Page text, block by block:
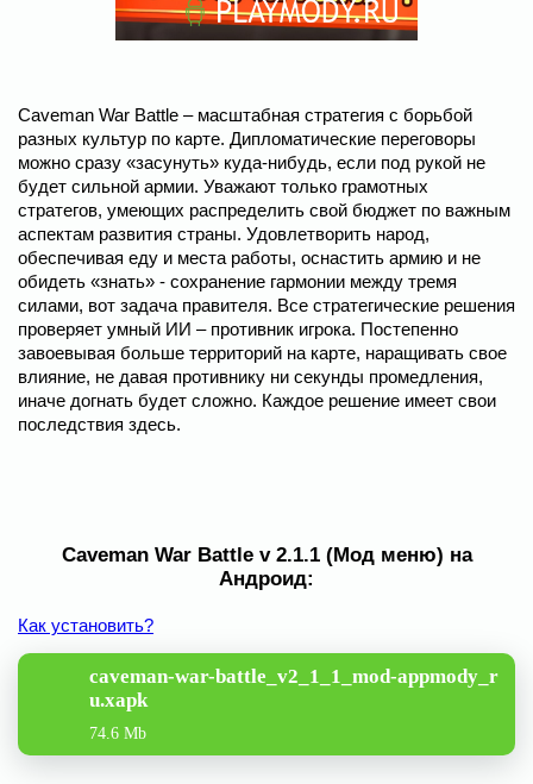
Caveman War Battle – масштабная стратегия с борьбой
разных культур по карте. Дипломатические переговоры
можно сразу «засунуть» куда-нибудь, если под рукой не
будет сильной армии. Уважают только грамотных
стратегов, умеющих распределить свой бюджет по важным
аспектам развития страны. Удовлетворить народ,
обеспечивая еду и места работы, оснастить армию и не
обидеть «знать» - сохранение гармонии между тремя
силами, вот задача правителя. Все стратегические решения
проверяет умный ИИ – противник игрока. Постепенно
завоевывая больше территорий на карте, наращивать свое
влияние, не давая противнику ни секунды промедления,
иначе догнать будет сложно. Каждое решение имеет свои
последствия здесь.
Caveman War Battle v 2.1.1 (Мод меню) на
Андроид:
Как установить?
caveman-war-battle_v2_1_1_mod-appmody_r
u.xapk
74.6 Mb